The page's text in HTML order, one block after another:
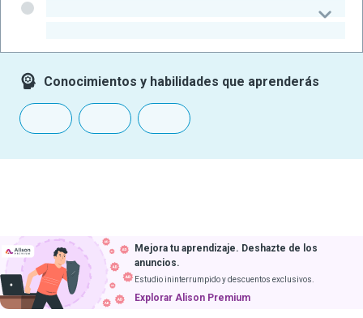
Conocimientos y habilidades que aprenderás
Mejora tu aprendizaje. Deshazte de los
anuncios.
Estudio ininterrumpido y descuentos exclusivos.
Explorar Alison Premium